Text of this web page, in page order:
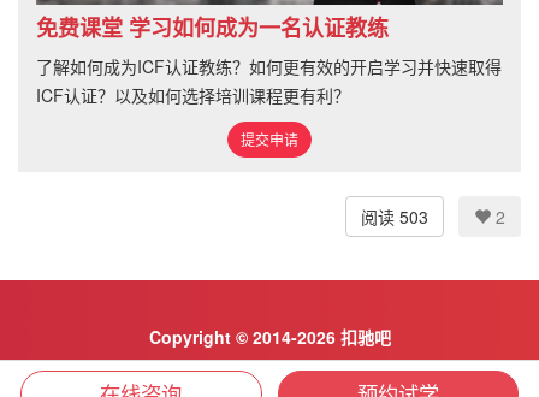
免费课堂 学习如何成为一名认证教练
了解如何成为ICF认证教练？如何更有效的开启学习并快速取得
ICF认证？以及如何选择培训课程更有利？
提交申请
阅读 503 2
Copyright © 2014-2026 扣驰吧
京ICP备2023029529号-4